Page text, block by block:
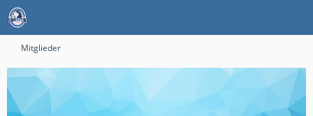
Mitglieder